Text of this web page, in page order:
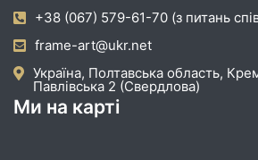
+38 (067) 579-61-70 (з питань
frame-art@ukr.net
Україна, Полтавська область,
Павлівська 2 (Свердлова)
Ми на карті